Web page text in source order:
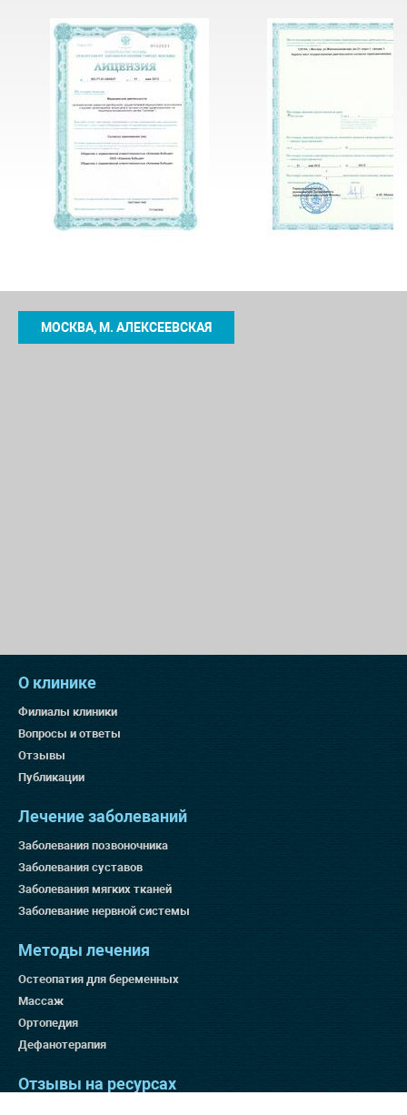
МОСКВА, М. АЛЕКСЕЕВСКАЯ
О клинике
Филиалы клиники
Вопросы и ответы
Отзывы
Публикации
Лечение заболеваний
Заболевания позвоночника
Заболевания суставов
Заболевания мягких тканей
Заболевание нервной системы
Методы лечения
Остеопатия для беременных
Массаж
Ортопедия
Дефанотерапия
Отзывы на ресурсах